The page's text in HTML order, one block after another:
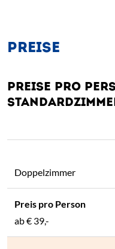
PREISE
PREISE PRO
Doppelzimmer
ab€ 39,-